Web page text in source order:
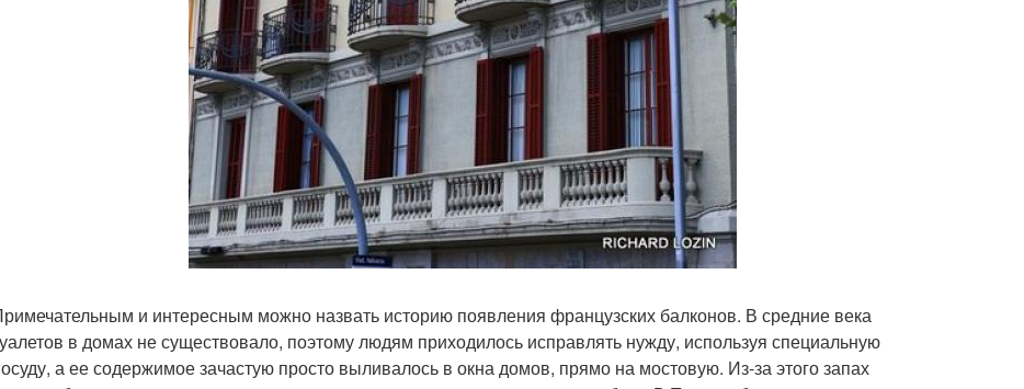
и интересным можно назвать историю появления французских балконов. В средние века
в домах не существовало, поэтому людям приходилось исправлять нужду, используя специальную
а ее содержимое зачастую просто выливалось в окна домов, прямо на мостовую. Из-за этого запах